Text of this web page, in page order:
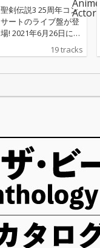
聖剣伝説3 25周年コン
サートのライブ盤が登
場! 2021年6月26日にオ
ンラインで配信された
オフィシャルコンサー
団による珠玉の演奏
を、アンコール含む全
19曲余すことなく収
録。
19 tracks